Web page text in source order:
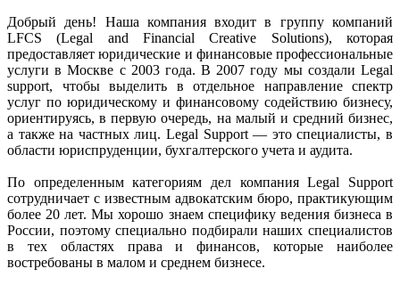
Добрый день! Наша компания входит в группу компаний
LFCS (Legal and Financial Creative Solutions), которая
предоставляет юридические и финансовые профессиональные
услуги в Москве с 2003 года. В 2007 году мы создали Legal
support, чтобы выделить в отдельное направление спектр
услуг по юридическому и финансовому содействию бизнесу,
ориентируясь, в первую очередь, на малый и средний бизнес,
а также на частных лиц. Legal Support ― это специалисты, в
области юриспруденции, бухгалтерского учета и аудита.
По определенным категориям дел компания Legal Support
сотрудничает с известным адвокатским бюро, практикующим
более 20 лет. Мы хорошо знаем специфику ведения бизнеса в
России, поэтому специально подбирали наших специалистов
в тех областях права и финансов, которые наиболее
востребованы в малом и среднем бизнесе.